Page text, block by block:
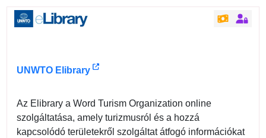
UNWTO Elibrary
Az Elibrary a Word Turism Organization online
szolgáltatása, amely turizmusról és a hozzá
kapcsolódó területekről szolgáltat átfogó információkat